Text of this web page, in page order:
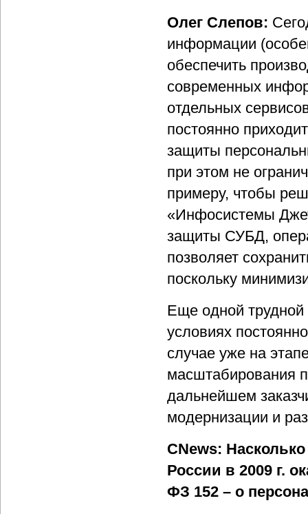
Олег Слепов:
информации
обеспечить
современных
отдельных
постоянно
защиты
при этом не
примеру, чтобы
«Инфосистемы
защиты СУБД,
позволяет
поскольку
Еще одной трудной
условиях
случае уже на
масштабирования
дальнейшем
модернизации и
CNews:
России в 2009 г.
ФЗ 152 – о